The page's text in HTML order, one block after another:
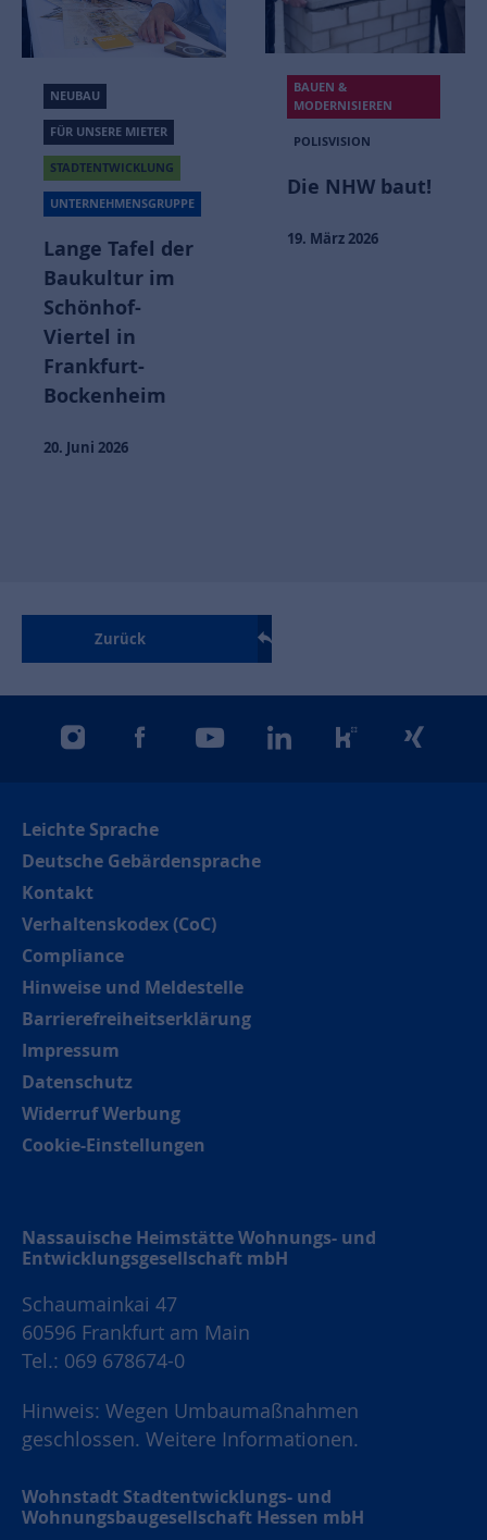
NEUBAU
FÜR UNSERE MIETER
STADTENTWICKLUNG
UNTERNEHMENSGRUPPE
Lange Tafel der
Baukultur im
Schönhof-
Viertel in
Frankfurt-
Bockenheim
20. Juni 2026
BAUEN &
MODERNISIEREN
POLISVISION
Die NHW baut!
19. März 2026
Zurück
instagramfacebookyoutubelinkedinkununuxing
Leichte Sprache
Deutsche Gebärdensprache
Kontakt
Verhaltenskodex (CoC)
Compliance
Hinweise und Meldestelle
Barrierefreiheitserklärung
Impressum
Datenschutz
Widerruf Werbung
Cookie-Einstellungen
Nassauische Heimstätte Wohnungs- und
Entwicklungsgesellschaft mbH
Schaumainkai 47
60596 Frankfurt am Main
Tel.: 069 678674-0
Hinweis: Wegen Umbaumaßnahmen
geschlossen. Weitere Informationen.
Wohnstadt Stadtentwicklungs- und
Wohnungsbaugesellschaft Hessen mbH